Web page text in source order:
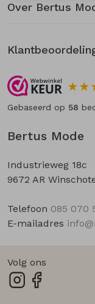
Bertus Mode
Industrieweg 18c
9672 AR
Telefoon 085 070
E-mailadres
Over Bertus
Gebaseerd op 58
Volg ons